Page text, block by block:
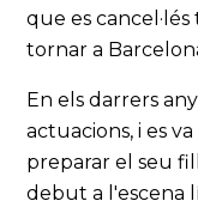
que es
tornar a
En els darrers
actuacions, i es
preparar el seu
debut a l'escena